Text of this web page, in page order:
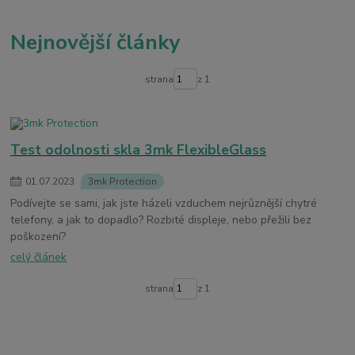
Nejnovější články
strana z 1
Test odolnosti skla 3mk FlexibleGlass
01.07.2023 3mk Protection
Podívejte se sami, jak jste házeli vzduchem nejrůznější chytré
telefony, a jak to dopadlo? Rozbité displeje, nebo přežili bez
poškození?
celý článek
strana z 1